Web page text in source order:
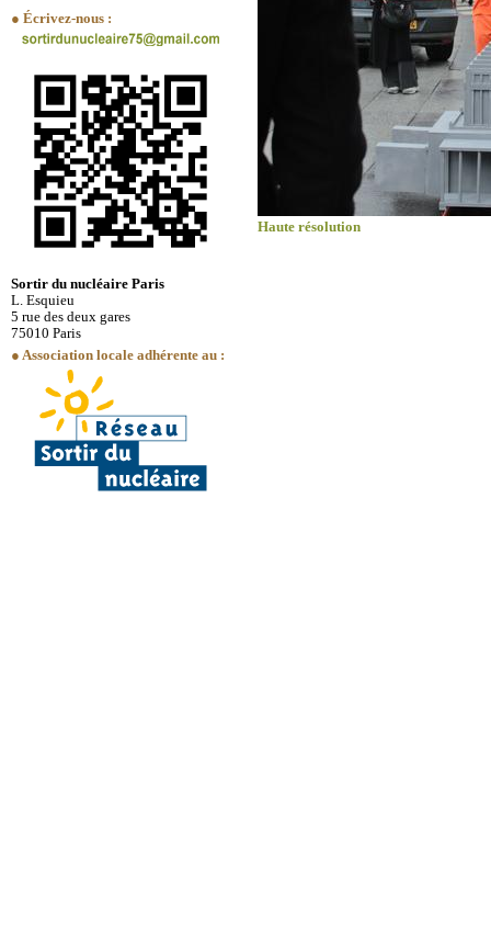
● Écrivez-nous :
Sortir du nucléaire Paris
L. Esquieu
5 rue des deux gares
75010 Paris
● Association locale adhérente au :
Haute résolution